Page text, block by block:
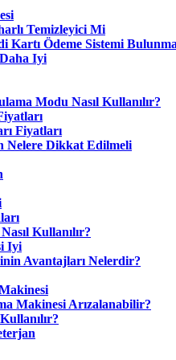
Temizleyici Mi
Kartı Ödeme Sistemi
Iyi
Modu Nasıl Kullanılır?
Fiyatları
Nelere Dikkat Edilmeli
Kullanılır?
Iyi
Avantajları Nelerdir?
Makinesi Arızalanabilir?